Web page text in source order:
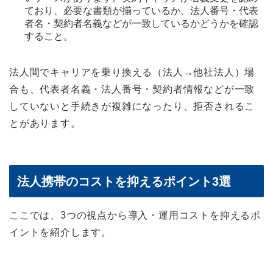
ており、必要な書類が揃っているか、法人番号・代表
者名・契約者名義などが一致しているかどうかを確認
すること。
法人間でキャリアを乗り換える（法人→他社法人）場
合も、代表者名義・法人番号・契約者情報などが一致
していないと手続きが複雑になったり、拒否されるこ
とがあります。
法人携帯のコストを抑えるポイント3選
ここでは、3つの視点から導入・運用コストを抑えるポ
イントを紹介します。